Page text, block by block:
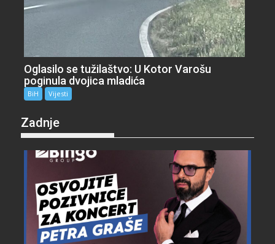
Oglasilo se tužilaštvo: U Kotor Varošu
poginula dvojica mladića
BiH Vijesti
Zadnje